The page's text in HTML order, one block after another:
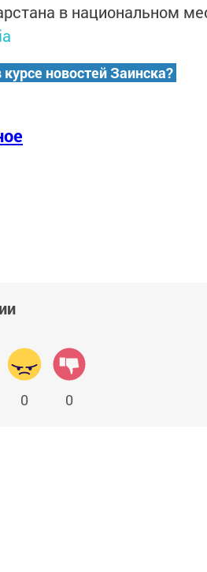
в национальном
новостей Заинска?
0 0